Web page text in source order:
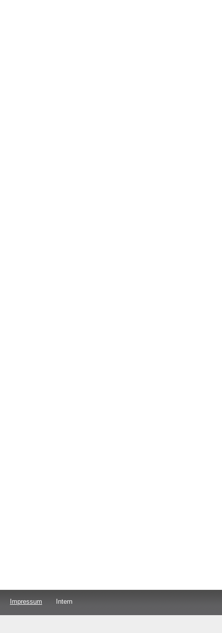
Impressum Intern